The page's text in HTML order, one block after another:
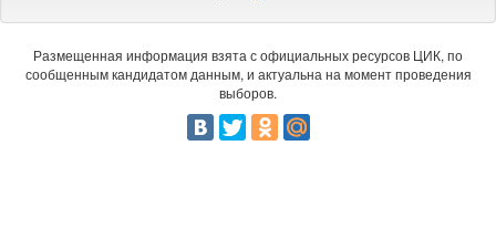
Размещенная информация взята с официальных ресурсов ЦИК, по
сообщенным кандидатом данным, и актуальна на момент проведения
выборов.